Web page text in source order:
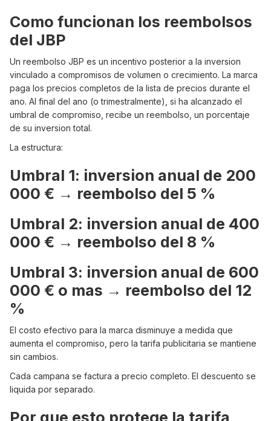
Como funcionan los reembolsos
del JBP
Un reembolso JBP es un incentivo posterior a la inversion
vinculado a compromisos de volumen o crecimiento. La marca
paga los precios completos de la lista de precios durante el
ano. Al final del ano (o trimestralmente), si ha alcanzado el
umbral de compromiso, recibe un reembolso, un porcentaje
de su inversion total.
La estructura:
Umbral 1: inversion anual de 200
000 € → reembolso del 5 %
Umbral 2: inversion anual de 400
000 € → reembolso del 8 %
Umbral 3: inversion anual de 600
000 € o mas → reembolso del 12
%
El costo efectivo para la marca disminuye a medida que
aumenta el compromiso, pero la tarifa publicitaria se mantiene
sin cambios.
Cada campana se factura a precio completo. El descuento se
liquida por separado.